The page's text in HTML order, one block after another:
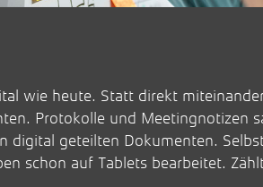
wie heute. Statt direkt
Protokolle und Meetingnotizen
digital geteilten Dokumenten.
schon auf Tablets bearbeitet.